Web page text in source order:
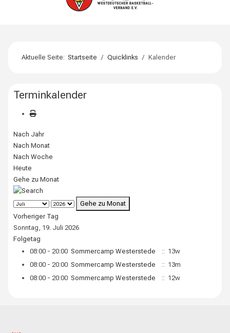
Aktuelle Seite:Startseite Quicklinks Kalender
Terminkalender
Nach Jahr
Nach Monat
Nach Woche
Heute
Gehe zu Monat
Gehe zu Monat
Vorheriger Tag
Sonntag, 19. Juli 2026
Folgetag
08:00 - 20:00Sommercamp Westerstede
:: 13w
08:00 - 20:00Sommercamp Westerstede
:: 13m
08:00 - 20:00Sommercamp Westerstede :: 12w